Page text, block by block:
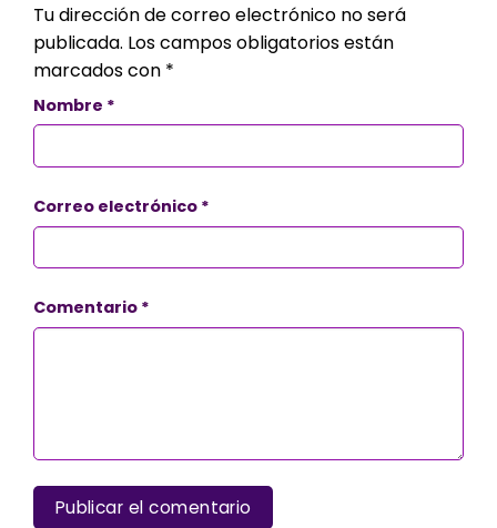
Tu dirección de correo electrónico no será
publicada. Los campos obligatorios están
marcados con *
Nombre *
Correo electrónico *
Comentario *